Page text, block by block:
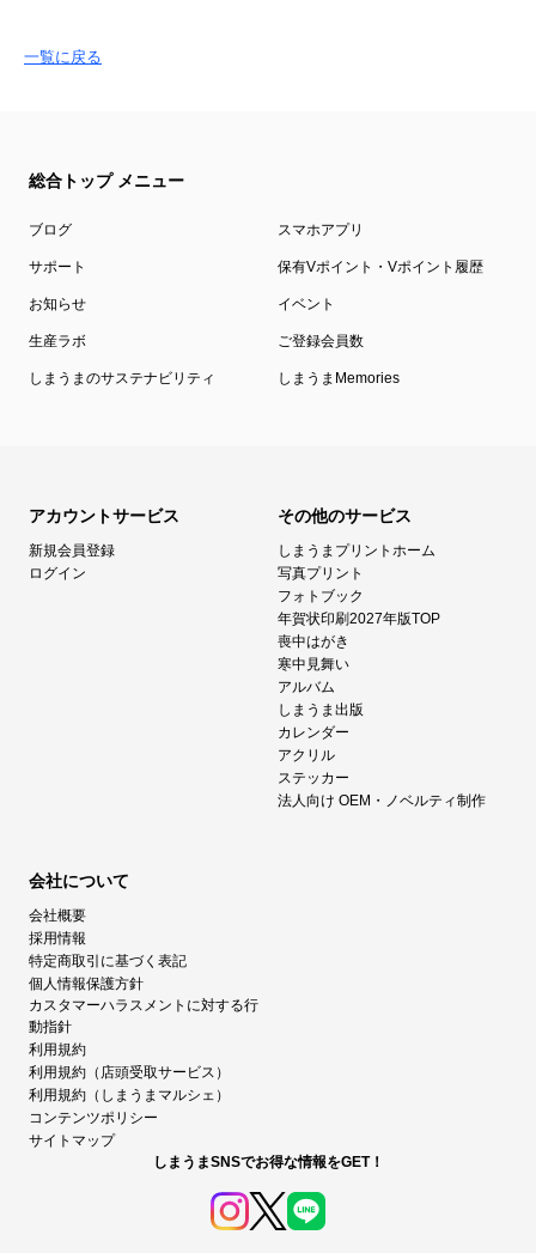
一覧に戻る
総合トップ メニュー
ブログ スマホアプリ
サポート 保有Vポイント・Vポイント履歴
お知らせ イベント
生産ラボ ご登録会員数
しまうまのサステナビリティ しまうまMemories
アカウントサービス
新規会員登録
ログイン
その他のサービス
しまうまプリントホーム
写真プリント
フォトブック
年賀状印刷2027年版TOP
喪中はがき
寒中見舞い
アルバム
しまうま出版
カレンダー
アクリル
ステッカー
法人向け OEM・ノベルティ制作
会社について
会社概要
採用情報
特定商取引に基づく表記
個人情報保護方針
カスタマーハラスメントに対する行
動指針
利用規約
利用規約（店頭受取サービス）
利用規約（しまうまマルシェ）
コンテンツポリシー
サイトマップ
しまうまSNSでお得な情報をGET！